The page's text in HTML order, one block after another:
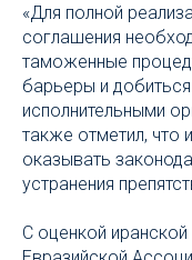
«Для полной
соглашения
таможенные
барьеры и
исполнительными
также отметил, что
оказывать
устранения
С оценкой